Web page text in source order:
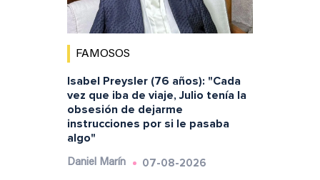
FAMOSOS
Isabel Preysler (76 años): "Cada
vez que iba de viaje, Julio tenía la
obsesión de dejarme
instrucciones por si le pasaba
algo"
Daniel Marín 07-08-2026